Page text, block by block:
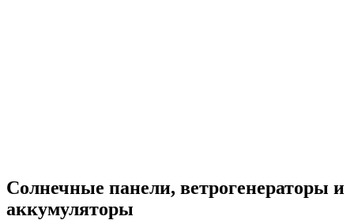
Солнечные панели, ветрогенераторы и
аккумуляторы